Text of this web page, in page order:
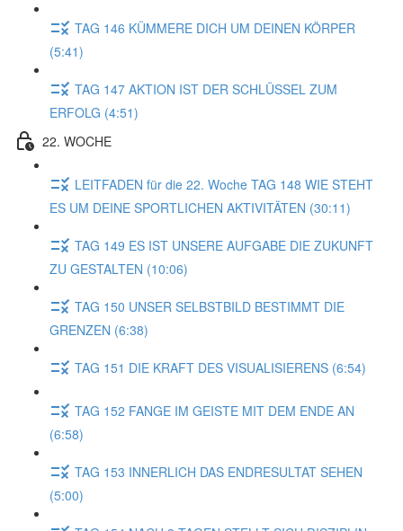
TAG 146 KÜMMERE DICH UM DEINEN KÖRPER
(5:41)
TAG 147 AKTION IST DER SCHLÜSSEL ZUM
ERFOLG (4:51)
22. WOCHE
LEITFADEN für die 22. Woche TAG 148 WIE STEHT
ES UM DEINE SPORTLICHEN AKTIVITÄTEN (30:11)
TAG 149 ES IST UNSERE AUFGABE DIE ZUKUNFT
ZU GESTALTEN (10:06)
TAG 150 UNSER SELBSTBILD BESTIMMT DIE
GRENZEN (6:38)
TAG 151 DIE KRAFT DES VISUALISIERENS (6:54)
TAG 152 FANGE IM GEISTE MIT DEM ENDE AN
(6:58)
TAG 153 INNERLICH DAS ENDRESULTAT SEHEN
(5:00)